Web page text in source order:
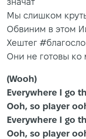
Мы слишком
Обвиним в этом
Хештег
Они не готовы ко
(Wooh)
Everywhere I go
Ooh, so player
Everywhere I go
Ooh, so player